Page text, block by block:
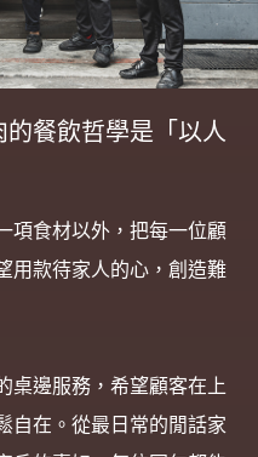
餐飲哲學是「以人
項食材以外，把每一位顧
用款待家人的心，創造難
桌邊服務，希望顧客在上
自在。從最日常的閒話家